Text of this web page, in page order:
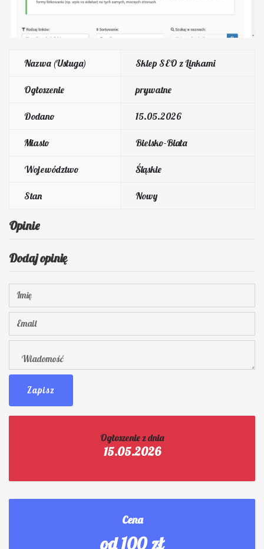
Nazwa (Usługa) Sklep SEO z Linkami
Ogłoszenie prywatne
Dodano 15.05.2026
Miasto Bielsko-Biała
Województwo Śląskie
Stan Nowy
Opinie
Dodaj opinię
Zapisz
Ogłoszenie z dnia
15.05.2026
Cena
od 100 zł